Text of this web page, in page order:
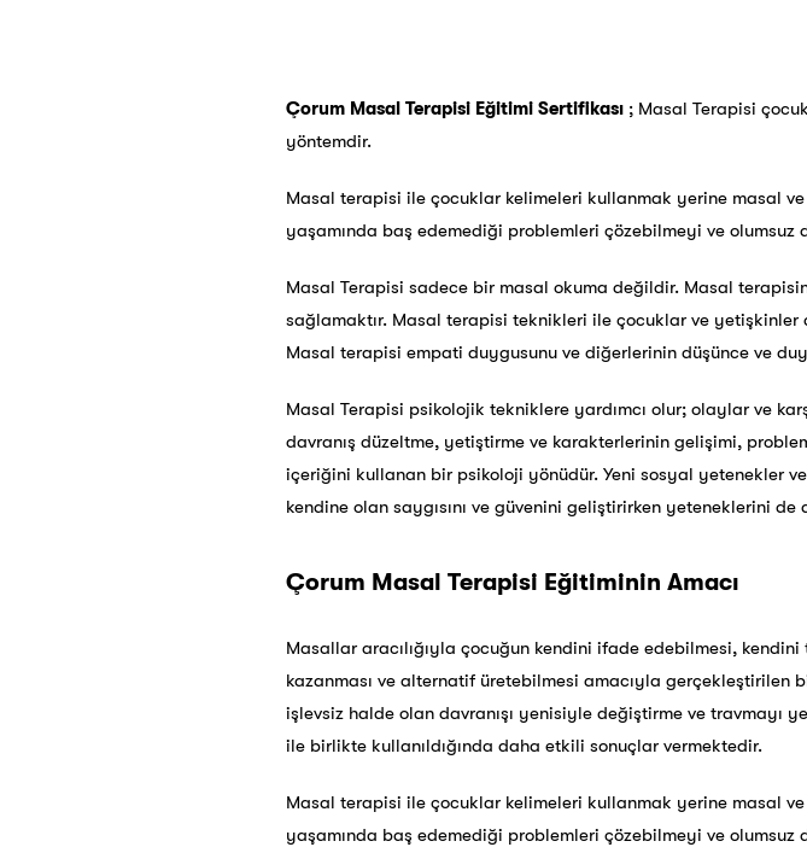
Çorum Masal Terapisi Eğitimi Sertifikası ; Masal Terapisi
yöntemdir.
Masal terapisi ile çocuklar kelimeleri kullanmak yerine masal
yaşamında baş edemediği problemleri çözebilmeyi ve olumsuz
Masal Terapisi sadece bir masal okuma değildir. Masal
sağlamaktır. Masal terapisi teknikleri ile çocuklar ve yetişkinler
Masal terapisi empati duygusunu ve diğerlerinin düşünce ve
Masal Terapisi psikolojik tekniklere yardımcı olur; olaylar ve
davranış düzeltme, yetiştirme ve karakterlerinin gelişimi,
içeriğini kullanan bir psikoloji yönüdür. Yeni sosyal yetenekler
kendine olan saygısını ve güvenini geliştirirken yeteneklerini de
Çorum Masal Terapisi Eğitiminin Amacı
Masallar aracılığıyla çocuğun kendini ifade edebilmesi, kendini
kazanması ve alternatif üretebilmesi amacıyla
işlevsiz halde olan davranışı yenisiyle değiştirme ve travmayı
ile birlikte kullanıldığında daha etkili sonuçlar vermektedir.
Masal terapisi ile çocuklar kelimeleri kullanmak yerine masal
yaşamında baş edemediği problemleri çözebilmeyi ve olumsuz